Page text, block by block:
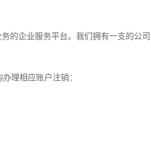
的企业服务平台。我们拥有一支的公
理相应账户注销：